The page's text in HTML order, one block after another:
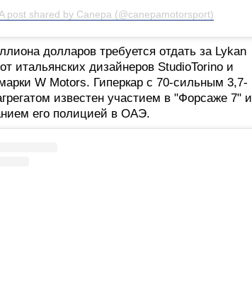
post shared by Canepa (@canepamotorsport)
долларов требуется отдать за Lykan
итальянских дизайнеров StudioTorino и
W Motors. Гиперкар с 70-сильным 3,7-
известен участием в "Форсаже 7" и
его полицией в ОАЭ.